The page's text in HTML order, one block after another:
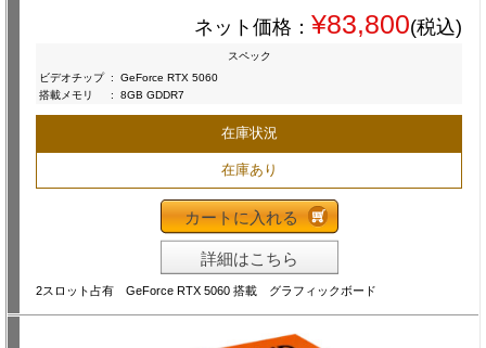
ネット価格： ¥83,800(税込)
スペック
ビデオチップ :
GeForce RTX 5060
搭載メモリ
: 8GB GDDR7
在庫状況
在庫あり
カートに入れる
詳細はこちら
2スロット占有 GeForce RTX 5060 搭載 グラフィックボード